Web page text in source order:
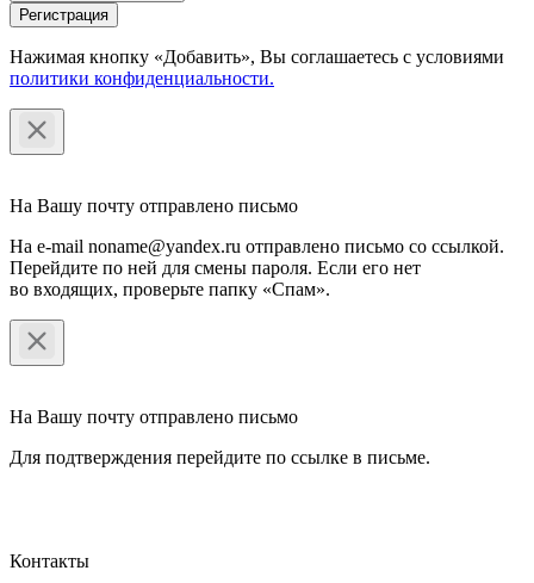
Регистрация
Нажимая кнопку «Добавить», Вы соглашаетесь c условиями
политики конфиденциальности.
На Вашу почту отправлено письмо
На e-mail noname@yandex.ru отправлено письмо со ссылкой.
Перейдите по ней для смены пароля. Если его нет
во входящих, проверьте папку «Спам».
На Вашу почту отправлено письмо
Для подтверждения перейдите по ссылке в письме.
Контакты